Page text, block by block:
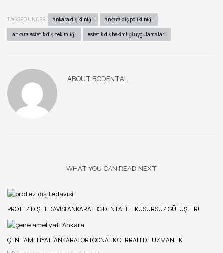
TAGGED UNDER: ankara diş kliniği , ankara diş polikliniği ,
ankara estetik diş hekimliği , estetik diş hekimliği uygulamaları
ABOUT BCDENTAL
WHAT YOU CAN READ NEXT
PROTEZ DIŞ TEDAVISI ANKARA: BC DENTAL ILE KUSURSUZ GÜLÜŞLER!
ÇENE AMELIYATI ANKARA: ORTOGNATIK CERRAHIDE UZMANLIK!